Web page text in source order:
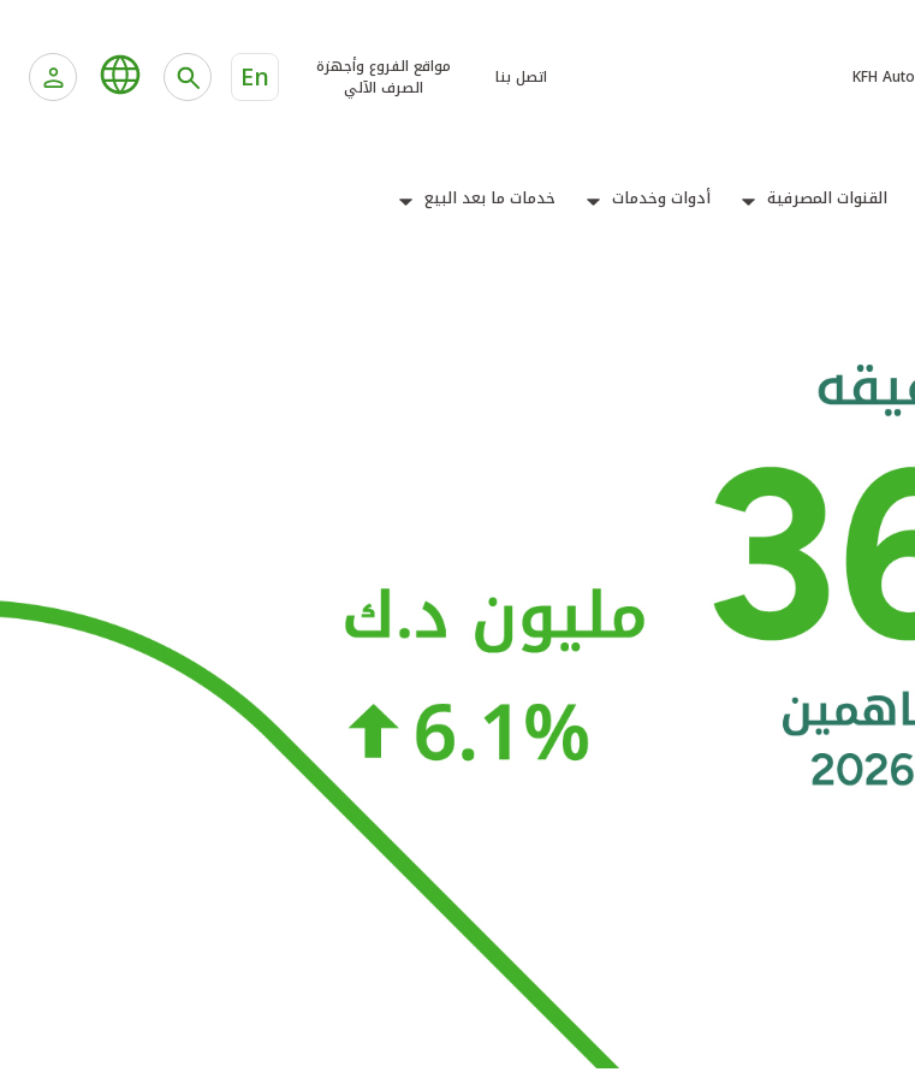
KFH Auto اتصل بنا
مواقع الفروع وأجهزة
الصرف الآلي
En
القنوات المصرفية أدوات وخدمات خدمات ما بعد البيع